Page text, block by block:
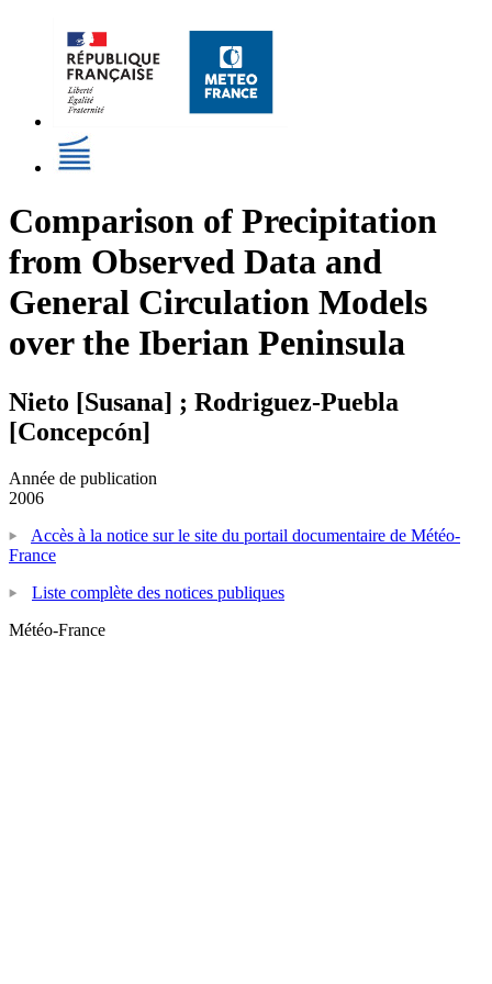
Comparison of Precipitation
from Observed Data and
General Circulation Models
over the Iberian Peninsula
Nieto [Susana] ; Rodriguez-Puebla
[Concepcón]
Année de publication
2006
Accès à la notice sur le site du portail documentaire de Météo-
France
Liste complète des notices publiques
Météo-France